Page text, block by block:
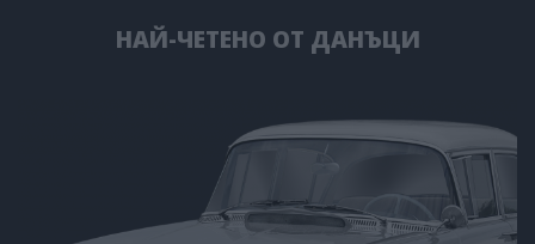
НАЙ-ЧЕТЕНО ОТ ДАНЪЦИ